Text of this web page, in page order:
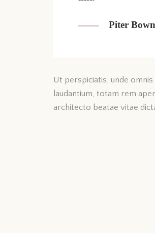
Piter
Ut perspiciatis, unde
laudantium, totam rem
architecto beatae vitae